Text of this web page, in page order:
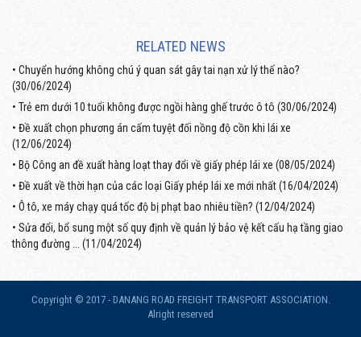
RELATED NEWS
• Chuyển hướng không chú ý quan sát gây tai nạn xử lý thế nào?
(30/06/2024)
• Trẻ em dưới 10 tuổi không được ngồi hàng ghế trước ô tô (30/06/2024)
• Đề xuất chọn phương án cấm tuyệt đối nồng độ cồn khi lái xe
(12/06/2024)
• Bộ Công an đề xuất hàng loạt thay đổi về giấy phép lái xe (08/05/2024)
• Đề xuất về thời hạn của các loại Giấy phép lái xe mới nhất (16/04/2024)
• Ô tô, xe máy chạy quá tốc độ bị phạt bao nhiêu tiền? (12/04/2024)
• Sửa đổi, bổ sung một số quy định về quản lý bảo vệ kết cấu hạ tầng giao
thông đường ... (11/04/2024)
Copyright © 2017 - DANANG ROAD FREIGHT TRANSPORT ASSOCIATION.
Alright reserved